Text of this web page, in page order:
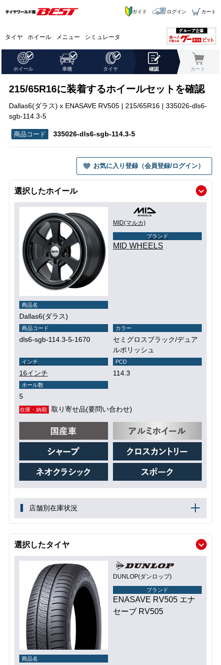
タイヤ ホイール メニュー シミュレータ
ガイド ログイン カート
ホイール 車種 タイヤ 確認 カート
215/65R16に装着するホイールセットを確認
Dallas6(ダラス) x ENASAVE RV505 | 215/65R16 | 335026-dls6-
sgb-114.3-5
335026-dls6-sgb-114.3-5
お気に入り登録（会員登録/ログイン）
選択したホイール
MID(マルカ)
ブランド
MID WHEELS
商品名
Dallas6(ダラス)
商品コード
dls6-sgb-114.3-5-1670
カラー
セミグロスブラック/デュア
ルポリッシュ
インチ
16インチ
PCD
114.3
ホール数
5
在庫・納期 取り寄せ品(要問い合わせ)
店舗別在庫状況
選択したタイヤ
DUNLOP(ダンロップ)
ブランド
ENASAVE RV505 エナ
セーブ RV505
商品名